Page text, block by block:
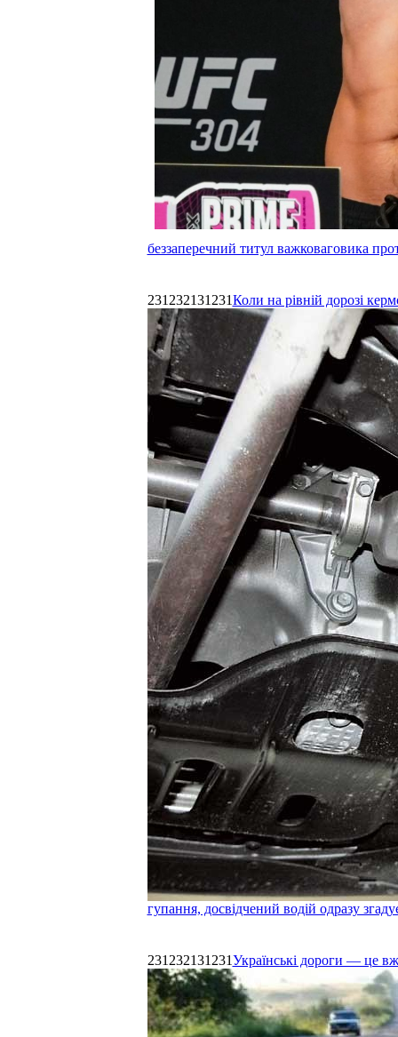
беззаперечний титул важковаговика
231232131231Коли на рівній дорозі
гупання, досвідчений водій одразу
231232131231Українські дороги — це